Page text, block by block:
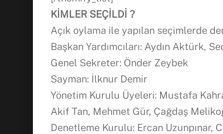
KİMLER SEÇİLDİ ?
Açık oylama ile yapılan seçimlerde
Başkan Yardımcıları: Aydın Aktürk,
Genel Sekreter: Önder Zeybek
Sayman: İlknur Demir
Yönetim Kurulu Üyeleri: Mustafa
Akif Tan, Mehmet Gür, Çağdaş
Denetleme Kurulu: Ercan Uzunpınar,